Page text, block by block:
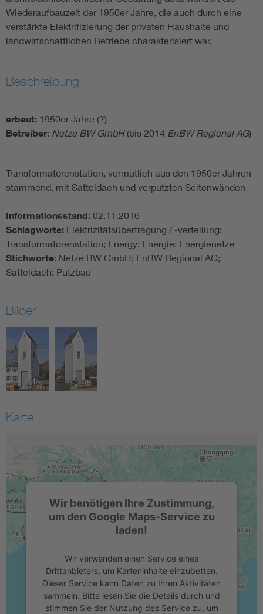
Wiederaufbauzeit der 1950er Jahre, die auch durch eine
verstärkte Elektrifizierung der privaten Haushalte und
landwirtschaftlichen Betriebe charakterisiert war.
Beschreibung
erbaut: 1950er Jahre (?)
Betreiber: Netze BW GmbH(bis 2014 EnBW Regional AG)
Transformatorenstation, vermutlich aus den 1950er Jahren
stammend, mit Satteldach und verputzten Seitenwänden
Informationsstand: 02.11.2016
Schlagworte: Elektrizitätsübertragung / -verteilung;
Transformatorenstation; Energy; Energie; Energienetze
Stichworte: Netze BW GmbH; EnBW Regional AG;
Satteldach; Putzbau
Bilder
Karte
Wir benötigen Ihre Zustimmung,
um den Google Maps-Service zu
laden!
Wir verwenden einen Service eines
Drittanbieters, um Karteninhalte einzubetten.
Dieser Service kann Daten zu Ihren Aktivitäten
sammeln. Bitte lesen Sie die Details durch und
stimmen Sie der Nutzung des Service zu, um